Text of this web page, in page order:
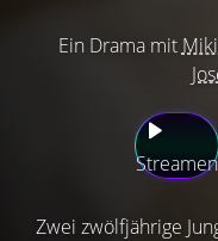
Ein Drama mit
Streamen
Zwei zwölfjährige